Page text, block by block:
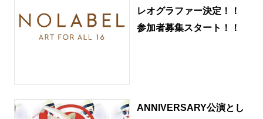
レオグラファー決定！！
参加者募集スタート！！
ANNIVERSARY公演とし